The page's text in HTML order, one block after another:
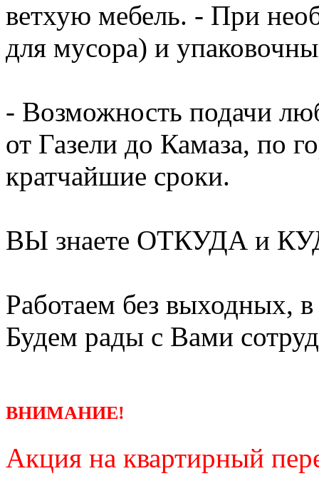
ветхую мебель. - При
для мусора) и
- Возможность подачи
от Газели до Камаза, по
кратчайшие сроки.
ВЫ знаете ОТКУДА и
Работаем без выходных,
Будем рады с Вами
ВНИМАНИЕ!
Акция на квартирный